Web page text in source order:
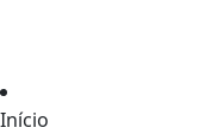
Início